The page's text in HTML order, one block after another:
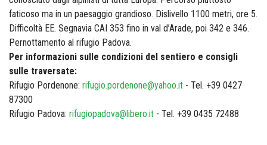
faticoso ma in un paesaggio grandioso. Dislivello 1100 metri, ore 5.
Difficoltà EE. Segnavia CAI 353 fino in val d’Arade, poi 342 e 346.
Pernottamento al rifugio Padova.
Per informazioni sulle condizioni del sentiero e consigli
sulle traversate:
Rifugio Pordenone: rifugio.pordenone@yahoo.it - Tel. +39 0427
87300
Rifugio Padova: rifugiopadova@libero.it - Tel. +39 0435 72488